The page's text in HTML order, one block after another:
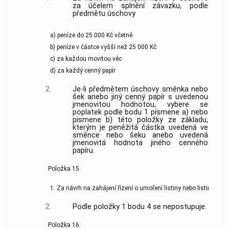
za účelem splnění závazku, podle
předmětu úschovy
a) peníze do 25 000 Kč včetně
b) peníze v částce vyšší než 25 000 Kč
c) za každou movitou věc
d) za každý cenný papír
2.
Je-li předmětem úschovy směnka nebo
šek anebo jiný cenný papír s uvedenou
jmenovitou hodnotou, vybere se
poplatek podle bodu 1 písmene a) nebo
písmene b) této položky ze základu,
kterým je peněžitá částka uvedená ve
směnce nebo šeku anebo uvedená
jmenovitá hodnota jiného cenného
papíru.
Položka 15
1. Za návrh na zahájení řízení o umoření listiny nebo listin
2. Podle položky 1 bodu 4 se nepostupuje.
Položka 16